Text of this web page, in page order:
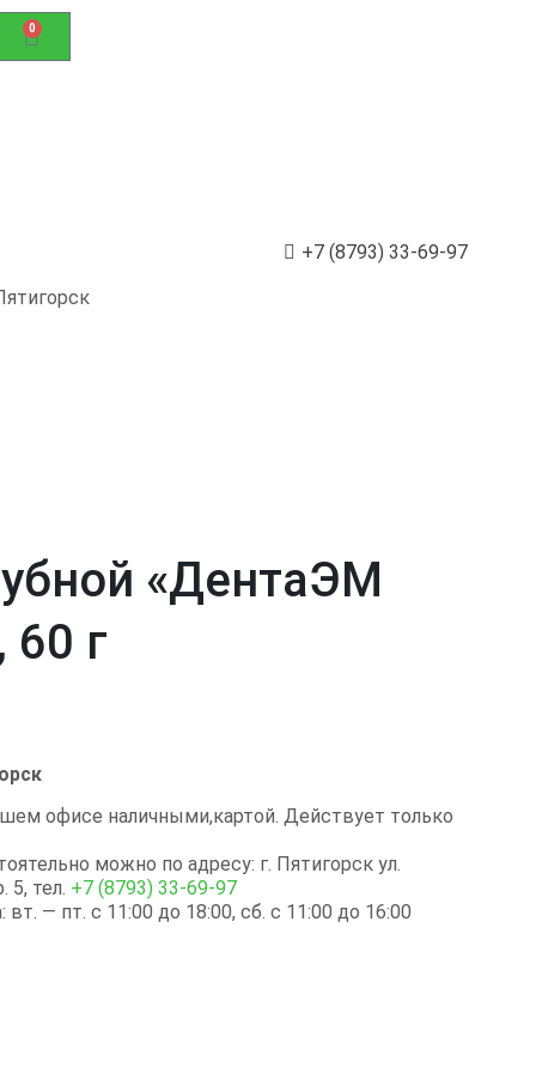
0
+7 (8793) 33-69-97
«ДентаЭМ
60 г
офисе наличными,картой. Действует только
можно по адресу: г. Пятигорск ул.
тел. +7 (8793) 33-69-97
— пт. с 11:00 до 18:00, сб. с 11:00 до 16:00